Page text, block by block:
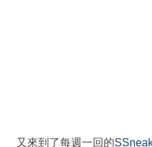
又來到了每週一回的